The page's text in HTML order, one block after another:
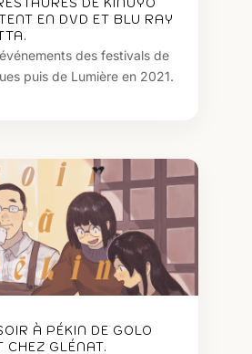
DE KINUYO
EN DVD ET BLU RAY
événements des festivals de
puis de Lumière en 2021.
À PÉKIN DE GOLO
CHEZ GLÉNAT.